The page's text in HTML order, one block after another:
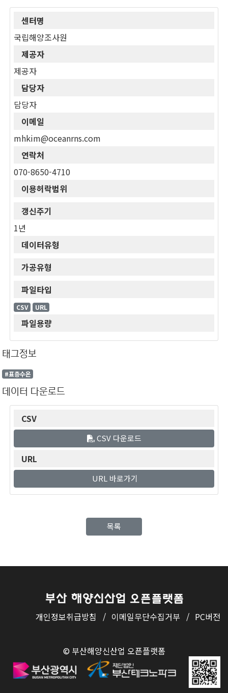
센터명
국립해양조사원
제공자
제공자
담당자
담당자
이메일
mhkim@oceanrns.com
연락처
070-8650-4710
이용허락범위
갱신주기
1년
데이터유형
가공유형
파일타입
CSV URL
파일용량
태그정보
#표층수온
데이터 다운로드
CSV
CSV 다운로드
URL
URL 바로가기
목록
개인정보취급방침 / 이메일무단수집거부 / PC버전
© 부산해양신산업 오픈플랫폼